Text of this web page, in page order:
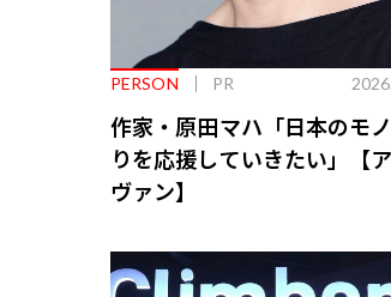
PERSON PR
作家・原田マハ「日本のモ
りを応援していきたい」【
ヴァン】